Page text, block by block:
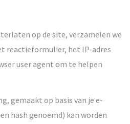
op de site, verzamelen we
reactieformulier, het IP-adres
user agent om te helpen
gemaakt op basis van je e-
hash genoemd) kan worden